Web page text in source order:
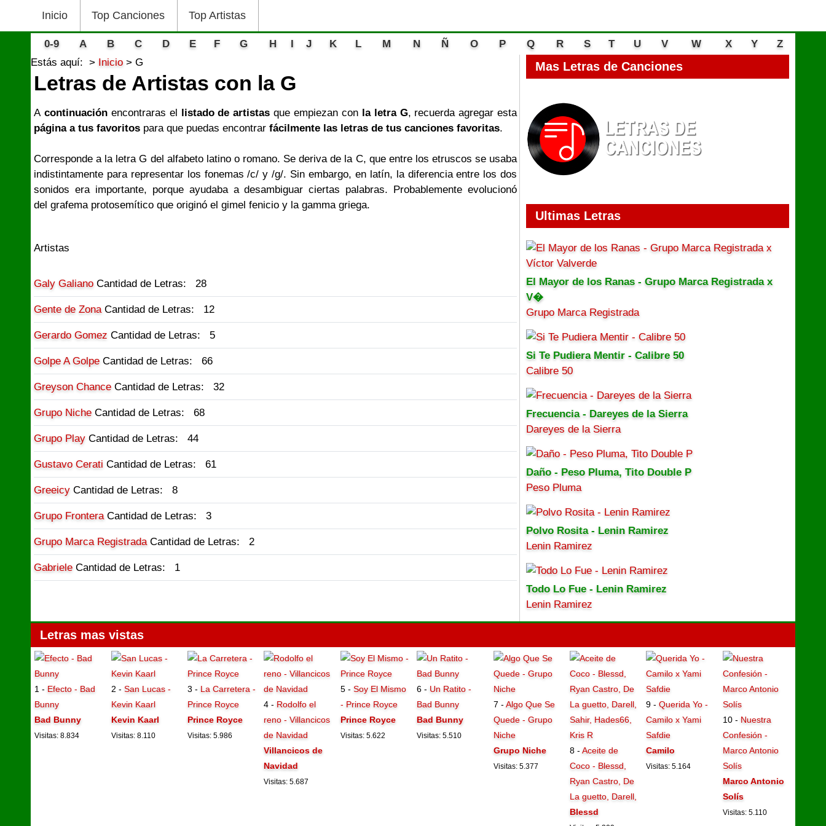
Inicio Top Canciones Top Artistas
0-9 A B C D E F G H I J K L M N Ñ O P Q R S T U V W X Y
Z
Estás aquí:
Inicio G
Letras de Artistas con la G
A continuaciónencontraras el listado de artistas que empiezan con la letra G, recuerda agregar esta
página a tus favoritos para que puedas encontrar fácilmente las letras de tus canciones favoritas.
Corresponde a la letra G del alfabeto latino o romano. Se deriva de la C, que entre los etruscos se usaba
indistintamente para representar los fonemas /c/ y /g/. Sin embargo, en latín, la diferencia entre los dos
sonidos era importante, porque ayudaba a desambiguar ciertas palabras. Probablemente evolucionó
del grafema protosemítico que originó el gimel fenicio y la gamma griega.
Artistas
Galy Galiano Cantidad de Letras: 28
Gente de Zona Cantidad de Letras: 12
Gerardo Gomez Cantidad de Letras: 5
Golpe A Golpe Cantidad de Letras: 66
Greyson Chance Cantidad de Letras: 32
Grupo Niche Cantidad de Letras: 68
Grupo Play Cantidad de Letras: 44
Gustavo Cerati Cantidad de Letras: 61
Greeicy Cantidad de Letras: 8
Grupo Frontera Cantidad de Letras: 3
Grupo Marca Registrada Cantidad de Letras: 2
Gabriele Cantidad de Letras: 1
Mas Letras de Canciones
Ultimas Letras
El Mayor de los Ranas - Grupo Marca Registrada x
V�
Grupo Marca Registrada
Si Te Pudiera Mentir - Calibre 50
Calibre 50
Frecuencia - Dareyes de la Sierra
Dareyes de la Sierra
Daño - Peso Pluma, Tito Double P
Peso Pluma
Polvo Rosita - Lenin Ramirez
Lenin Ramirez
Todo Lo Fue - Lenin Ramirez
Lenin Ramirez
Letras mas vistas
1 - Efecto - Bad
Bunny
Bad Bunny
Visitas: 8.834
2 - San Lucas -
Kevin Kaarl
Kevin Kaarl
Visitas: 8.110
3 - La Carretera -
Prince Royce
Prince Royce
Visitas: 5.986
4 - Rodolfo el
reno - Villancicos
de Navidad
Villancicos de
Navidad
Visitas: 5.687
5 - Soy El Mismo
- Prince Royce
Prince Royce
Visitas: 5.622
6 - Un Ratito -
Bad Bunny
Bad Bunny
Visitas: 5.510
7 - Algo Que Se
Quede - Grupo
Niche
Grupo Niche
Visitas: 5.377
8 - Aceite de
Coco - Blessd,
Ryan Castro, De
La guetto, Darell,
Blessd
9 -Querida Yo -
Camilo x Yami
Safdie
Camilo
Visitas: 5.164
10 - Nuestra
Confesión -
Marco Antonio
Solís
Marco Antonio
Solís
Visitas: 5.110